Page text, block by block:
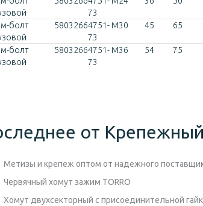
73
болт
58032664751-
73
M30 45 65
болт
58032664751-
73
M36 54 75
от
Метизы и крепеж оптом от надежного
Червячный хомут зажим TORRO
Хомут двухсекторный с присоединительной